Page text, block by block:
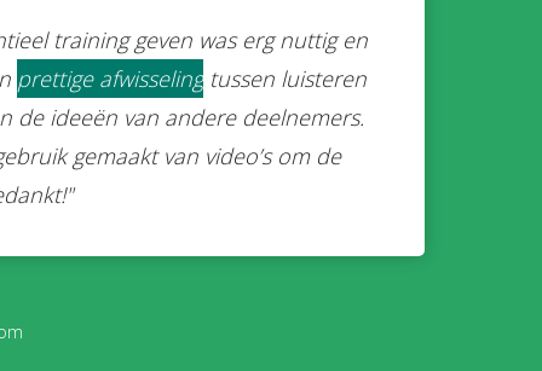
training geven was erg nuttig en
prettige afwisseling tussen luisteren
de ideeën van andere deelnemers.
gemaakt van video’s om de